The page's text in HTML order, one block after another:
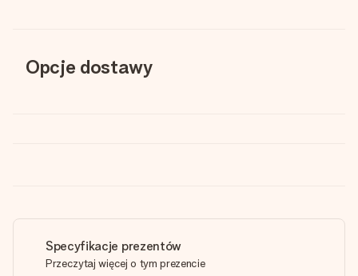
Opcje dostawy
Specyfikacje prezentów
Przeczytaj więcej o tym prezencie